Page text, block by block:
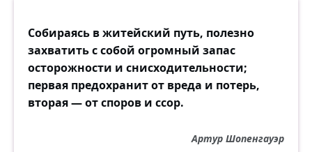
Собираясь в житейский путь, полезно
захватить с собой огромный запас
осторожности и снисходительности;
первая предохранит от вреда и потерь,
вторая — от споров и ссор.
Артур Шопенгауэр